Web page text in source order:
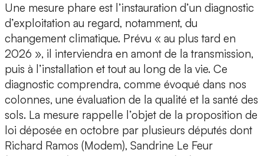
Une mesure phare est l’instauration d’un diagnostic
d’exploitation au regard, notamment, du
changement climatique. Prévu « au plus tard en
2026 », il interviendra en amont de la transmission,
puis à l’installation et tout au long de la vie. Ce
diagnostic comprendra, comme évoqué dans nos
colonnes, une évaluation de la qualité et la santé des
sols. La mesure rappelle l’objet de la proposition de
loi déposée en octobre par plusieurs députés dont
Richard Ramos (Modem), Sandrine Le Feur